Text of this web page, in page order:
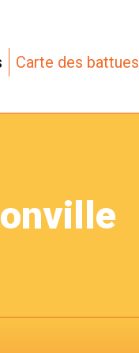
Carte des battues